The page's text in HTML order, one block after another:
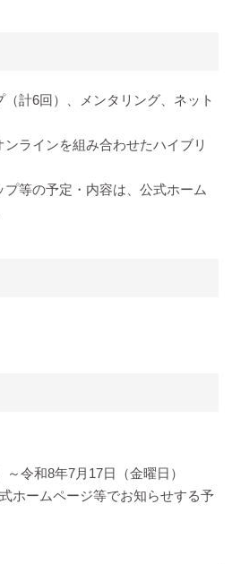
計6回）、メンタリング、ネット
ラインを組み合わせたハイブリ
等の予定・内容は、公式ホーム
令和8年7月17日（金曜日）
ホームページ等でお知らせする予